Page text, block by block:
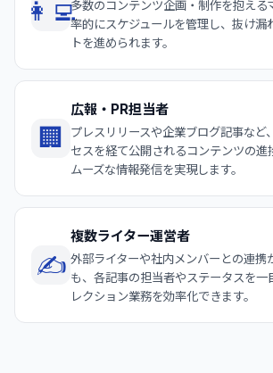
👩‍💻多数のコンテンツ企画・制作を抱える
率的にスケジュールを管理し、抜け漏
トを進められます。
🏢
広報・PR担当者
プレスリリースや企業ブログ記事など
セスを経て公開されるコンテンツの進
ムーズな情報発信を実現します。
✍️
複数ライター運営者
外部ライターや社内メンバーとの連携
も、各記事の担当者やステータスを一
レクション業務を効率化できます。